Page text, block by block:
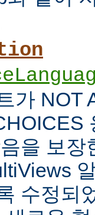
가 NOT
을 보장
수정되